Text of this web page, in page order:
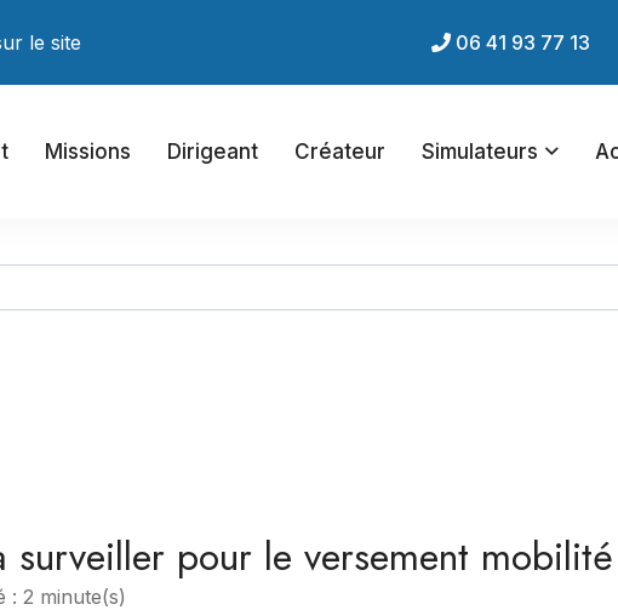
site Internet du cabinet ! 06 41 93 77 13
Missions Dirigeant Créateur Simulateurs
surveiller pour le versement mobilité
: 2 minute(s)